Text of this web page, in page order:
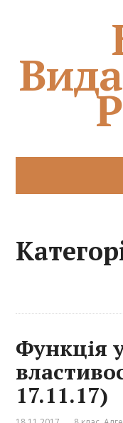
Функція
17.11.17)